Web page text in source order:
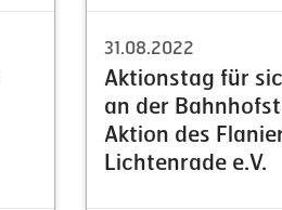
31.08.2022
Aktionstag für
an der
Aktion des
Lichtenrade e.V.